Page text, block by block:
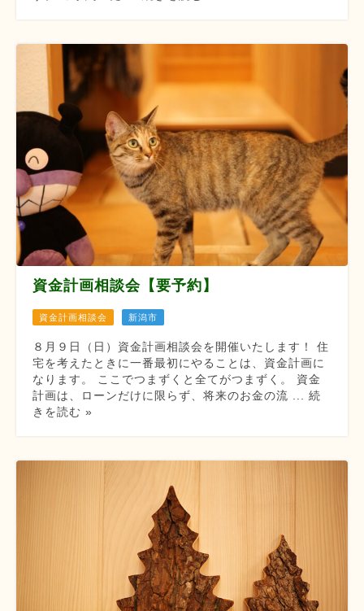
資金計画相談会【要予約】
資金計画相談会 新潟市
８月９日（日）資金計画相談会を開催いたします！ 住
宅を考えたときに一番最初にやることは、資金計画に
なります。 ここでつまずくと全てがつまずく。 資金
計画は、ローンだけに限らず、将来のお金の流 ... 続
きを読む »